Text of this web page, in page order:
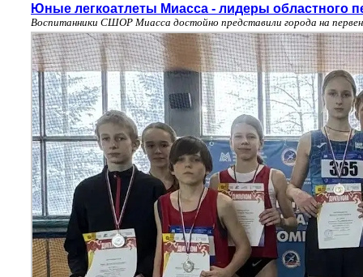
Юные легкоатлеты Миасса - лидеры областного
Воспитанники СШОР Миасса достойно представили города на